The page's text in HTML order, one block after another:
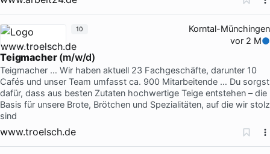
Korntal-Münchingen
vor 2 M
Teigmacher(m/w/d)
Teigmacher … Wir haben aktuell 23 Fachgeschäfte, darunter 10
Cafés und unser Team umfasst ca. 900 Mitarbeitende … Du sorgst
dafür, dass aus besten Zutaten hochwertige Teige entstehen – die
Basis für unsere Brote, Brötchen und Spezialitäten, auf die wir stolz
sind
www.troelsch.de
10